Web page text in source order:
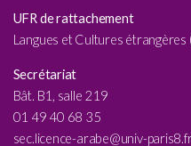
UFR de rattachement
Langues et Cultures étrangères
Secrétariat
Bât. B1, salle 219
01 49 40 68 35
sec.licence-arabe@univ-